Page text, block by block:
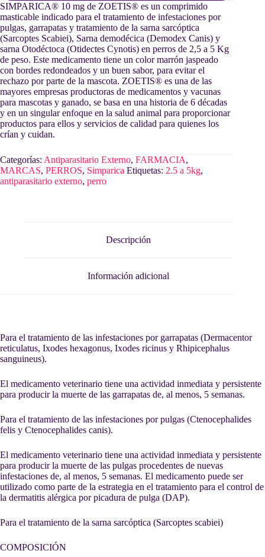
SIMPARICA® 10 mg de ZOETIS® es un comprimido
masticable indicado para el tratamiento de infestaciones por
pulgas, garrapatas y tratamiento de la sarna sarcóptica
(Sarcoptes Scabiei), Sarna demodécica (Demodex Canis) y
sarna Otodéctoca (Otidectes Cynotis) en perros de 2,5 a 5 Kg
de peso. Este medicamento tiene un color marrón jaspeado
con bordes redondeados y un buen sabor, para evitar el
rechazo por parte de la mascota. ZOETIS® es una de las
mayores empresas productoras de medicamentos y vacunas
para mascotas y ganado, se basa en una historia de 6 décadas
y en un singular enfoque en la salud animal para proporcionar
productos para ellos y servicios de calidad para quienes los
crían y cuidan.
Categorías: Antiparasitario Externo, FARMACIA,
MARCAS, PERROS, Simparica Etiquetas: 2.5 a 5kg,
antiparasitario externo, perro
Descripción
Información adicional
Para el tratamiento de las infestaciones por garrapatas (Dermacentor
reticulatus, Ixodes hexagonus, Ixodes ricinus y Rhipicephalus
sanguineus).
El medicamento veterinario tiene una actividad inmediata y persistente
para producir la muerte de las garrapatas de, al menos, 5 semanas.
Para el tratamiento de las infestaciones por pulgas (Ctenocephalides
felis y Ctenocephalides canis).
El medicamento veterinario tiene una actividad inmediata y persistente
para producir la muerte de las pulgas procedentes de nuevas
infestaciones de, al menos, 5 semanas. El medicamento puede ser
utilizado como parte de la estrategia en el tratamiento para el control de
la dermatitis alérgica por picadura de pulga (DAP).
Para el tratamiento de la sarna sarcóptica (Sarcoptes scabiei)
COMPOSICIÓN